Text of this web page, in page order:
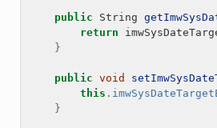
public String
return
}
public void
this .
}